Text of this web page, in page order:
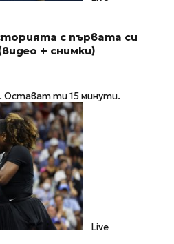
с първата си
+ снимки)
Остават ти 15 минути.
Live